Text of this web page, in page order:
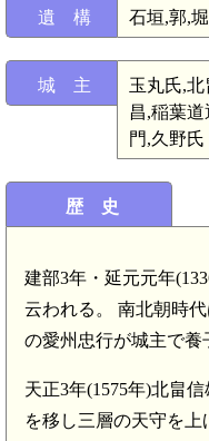
遺 構 石垣,郭,堀
城 主
玉丸氏,
昌,稲葉
門,久野氏
歴 史
建部3年・延元元年
云われる。 南北朝時
の愛州忠行が城主で養
天正3年(1575年)北畠信
を移し三層の天守を上